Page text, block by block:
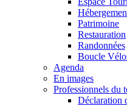
Patrimoine
Restauration
Randonnées
Boucle
Agenda
En images
Professionnels du
Déclaration